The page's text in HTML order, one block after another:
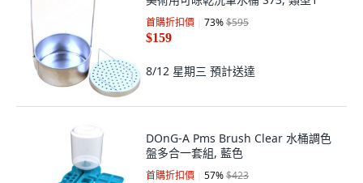
首購折扣價 73%$595
$159
8/12 星期三 預計送達
DOnG-A Pms Brush Clear 水桶調色
盤多合一套組, 藍色
首購折扣價 57%$423